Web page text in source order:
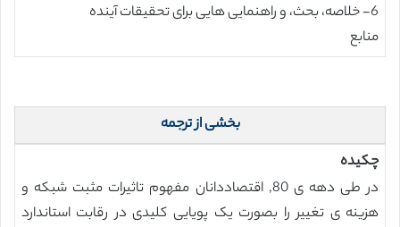
6- خلاصه، بحث، و راهنمایی هایی برای تحقیقات آینده
منابع
بخشی از ترجمه
چکیده
در طی دهه ی 80, اقتصاددانان مفهوم تاثیرات مثبت شبکه و
هزینه ی تغییر را بصورت یک پویایی کلیدی در رقابت استاندارد